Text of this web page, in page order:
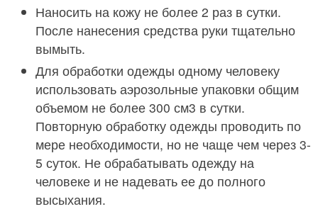
Наносить на кожу не более 2 раз в сутки.
После нанесения средства руки тщательно
вымыть.
Для обработки одежды одному человеку
использовать аэрозольные упаковки общим
объемом не более 300 см3 в сутки.
Повторную обработку одежды проводить по
мере необходимости, но не чаще чем через 3-
5 суток. Не обрабатывать одежду на
человеке и не надевать ее до полного
высыхания.